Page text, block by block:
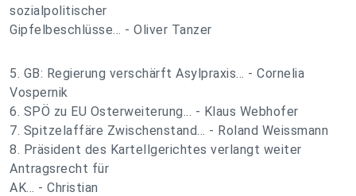
sozialpolitischer
Gipfelbeschlüsse... - Oliver Tanzer
5. GB: Regierung verschärft Asylpraxis... - Cornelia
Vospernik
6. SPÖ zu EU Osterweiterung... - Klaus Webhofer
7. Spitzelaffäre Zwischenstand... - Roland Weissmann
8. Präsident des Kartellgerichtes verlangt weiter
Antragsrecht für
AK... - Christian